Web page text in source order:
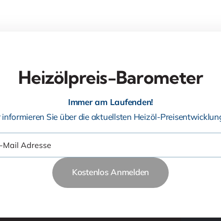
Heizölpreis-Barometer
Immer am Laufenden!
Sie über die aktuellsten Heizöl-
Kostenlos Anmelden